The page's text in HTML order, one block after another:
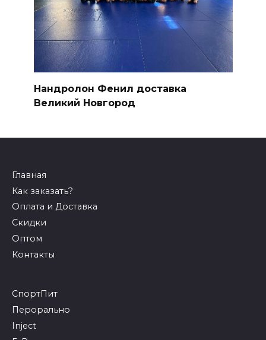
Нандролон Фенил доставка
Великий Новгород
Главная
Как заказать?
Оплата и Доставка
Скидки
Оптом
Контакты
СпортПит
Перорально
Inject